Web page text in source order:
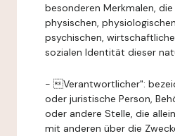
besonderen Merkmalen,
physischen,
psychischen,
sozialen Identität dieser
- Verantwortlicher":
oder juristische Person,
oder andere Stelle, die
mit anderen über die